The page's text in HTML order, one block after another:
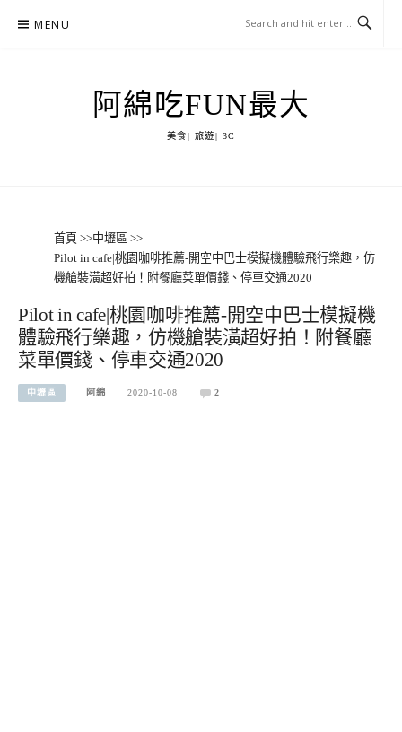
MENU
阿綿吃FUN最大
美食| 旅遊| 3C
首頁 >>中壢區 >>
Pilot in cafe|桃園咖啡推薦-開空中巴士模擬機體驗飛行樂趣，仿
機艙裝潢超好拍！附餐廳菜單價錢、停車交通2020
Pilot in cafe|桃園咖啡推薦-開空中巴士模擬機
體驗飛行樂趣，仿機艙裝潢超好拍！附餐廳
菜單價錢、停車交通2020
中壢區 阿綿 2020-10-08 2